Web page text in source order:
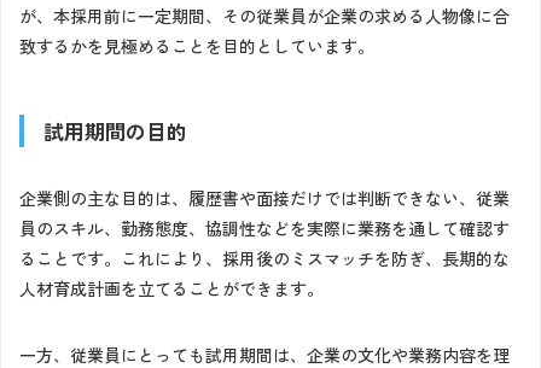
が、本採用前に一定期間、その従業員が企業の求める人物像に合
致するかを見極めることを目的としています。
試用期間の目的
企業側の主な目的は、履歴書や面接だけでは判断できない、従業
員のスキル、勤務態度、協調性などを実際に業務を通して確認す
ることです。これにより、採用後のミスマッチを防ぎ、長期的な
人材育成計画を立てることができます。
一方、従業員にとっても試用期間は、企業の文化や業務内容を理